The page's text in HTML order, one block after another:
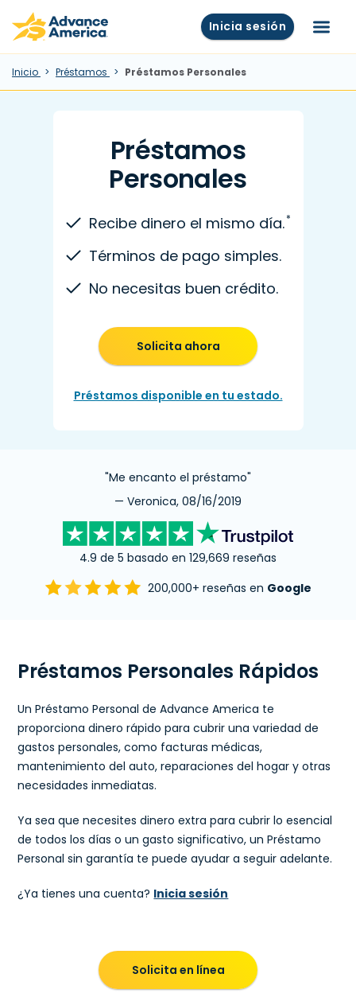
Skip to main content
Advance America home Inicia sesión Menú
Inicio Préstamos Préstamos Personales
Préstamos
Personales
Recibe dinero el mismo día. *
Términos de pago simples.
No necesitas buen crédito.
Solicita ahora
Préstamos disponible en tu estado.
"Me encanto el préstamo"
— Veronica, 08/16/2019
4.9 de 5 basado en 129,669 reseñas
200,000+ reseñas en Google
Préstamos Personales Rápidos
Un Préstamo Personal de Advance America te
proporciona dinero rápido para cubrir una variedad de
gastos personales, como facturas médicas,
mantenimiento del auto, reparaciones del hogar y otras
necesidades inmediatas.
Ya sea que necesites dinero extra para cubrir lo esencial
de todos los días o un gasto significativo, un Préstamo
Personal sin garantía te puede ayudar a seguir adelante.
¿Ya tienes una cuenta? Inicia sesión
Solicita en línea